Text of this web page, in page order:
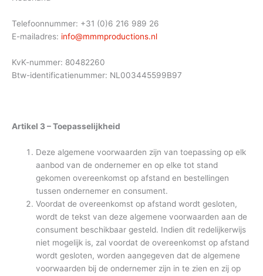
Telefoonnummer: +31 (0)6 216 989 26
E-mailadres: info@mmmproductions.nl
KvK-nummer: 80482260
Btw-identificatienummer: NL003445599B97
Artikel 3 – Toepasselijkheid
Deze algemene voorwaarden zijn van toepassing op elk
aanbod van de ondernemer en op elke tot stand
gekomen overeenkomst op afstand en bestellingen
tussen ondernemer en consument.
Voordat de overeenkomst op afstand wordt gesloten,
wordt de tekst van deze algemene voorwaarden aan de
consument beschikbaar gesteld. Indien dit redelijkerwijs
niet mogelijk is, zal voordat de overeenkomst op afstand
wordt gesloten, worden aangegeven dat de algemene
voorwaarden bij de ondernemer zijn in te zien en zij op